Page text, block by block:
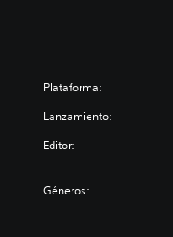
Plataforma:
Lanzamiento:
Editor:
Géneros: